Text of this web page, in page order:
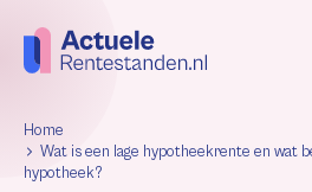
Home
Wat is een lage hypotheekrente en wat
hypotheek?